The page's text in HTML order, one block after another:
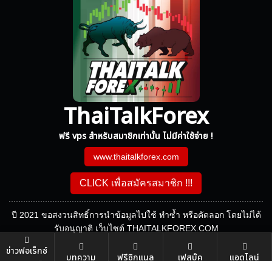
ThaiTalkForex
ฟรี vps สำหรับสมาชิกเท่านั้น ไม่มีค่าใช้จ่าย !
www.thaitalkforex.com
CLICK เพื่อสมัครสมาชิก !!!
ปี 2021 ขอสงวนสิทธิ์การนำข้อมูลไปใช้ ทำซ้ำ หรือคัดลอก โดยไม่ได้
รับอนุญาติ เว็บไซต์ THAITALKFOREX.COM
ข่าวฟอเร็กซ์
บทความ ฟรีซิกแนล เฟสบุ๊ค แอดไลน์